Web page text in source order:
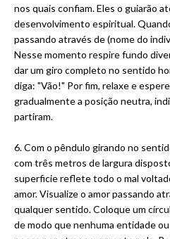
nos quais confiam. Eles o guiarão
desenvolvimento espiritual.
passando através de (nome do
Nesse momento respire fundo
dar um giro completo no sentido
diga: "Vão!" Por fim, relaxe e
gradualmente a posição neutra,
partiram.
6. Com o pêndulo girando no
com três metros de largura
superficie reflete todo o mal
amor. Visualize o amor passando
qualquer sentido. Coloque um
de modo que nenhuma entidade